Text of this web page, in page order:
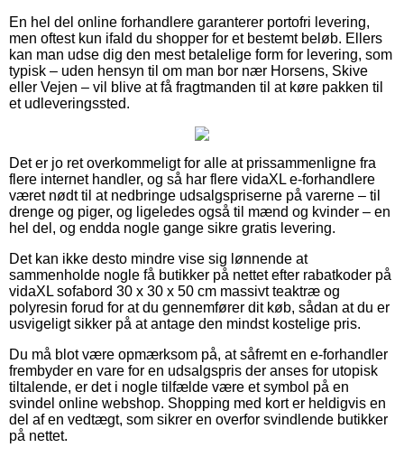
En hel del online forhandlere garanterer portofri levering,
men oftest kun ifald du shopper for et bestemt beløb. Ellers
kan man udse dig den mest betalelige form for levering, som
typisk – uden hensyn til om man bor nær Horsens, Skive
eller Vejen – vil blive at få fragtmanden til at køre pakken til
et udleveringssted.
Det er jo ret overkommeligt for alle at prissammenligne fra
flere internet handler, og så har flere vidaXL e-forhandlere
været nødt til at nedbringe udsalgspriserne på varerne – til
drenge og piger, og ligeledes også til mænd og kvinder – en
hel del, og endda nogle gange sikre gratis levering.
Det kan ikke desto mindre vise sig lønnende at
sammenholde nogle få butikker på nettet efter rabatkoder på
vidaXL sofabord 30 x 30 x 50 cm massivt teaktræ og
polyresin forud for at du gennemfører dit køb, sådan at du er
usvigeligt sikker på at antage den mindst kostelige pris.
Du må blot være opmærksom på, at såfremt en e-forhandler
frembyder en vare for en udsalgspris der anses for utopisk
tiltalende, er det i nogle tilfælde være et symbol på en
svindel online webshop. Shopping med kort er heldigvis en
del af en vedtægt, som sikrer en overfor svindlende butikker
på nettet.